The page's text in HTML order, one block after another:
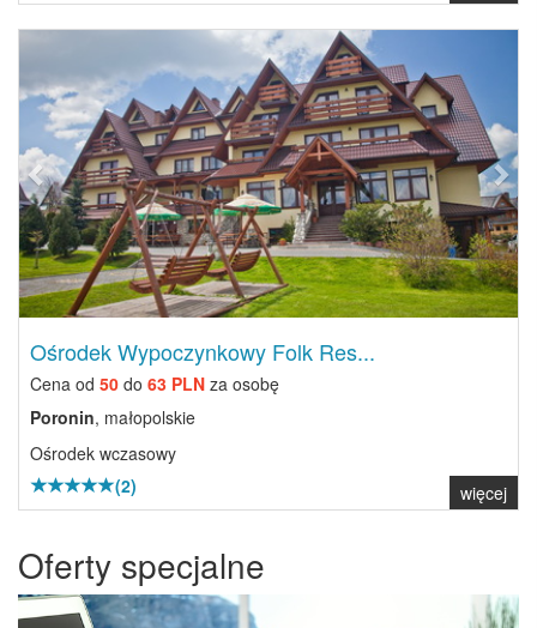
Ośrodek Wypoczynkowy Folk Res...
Cena od 50 do 63 PLN za osobę
Poronin, małopolskie
Ośrodek wczasowy
(2)
więcej
Oferty specjalne